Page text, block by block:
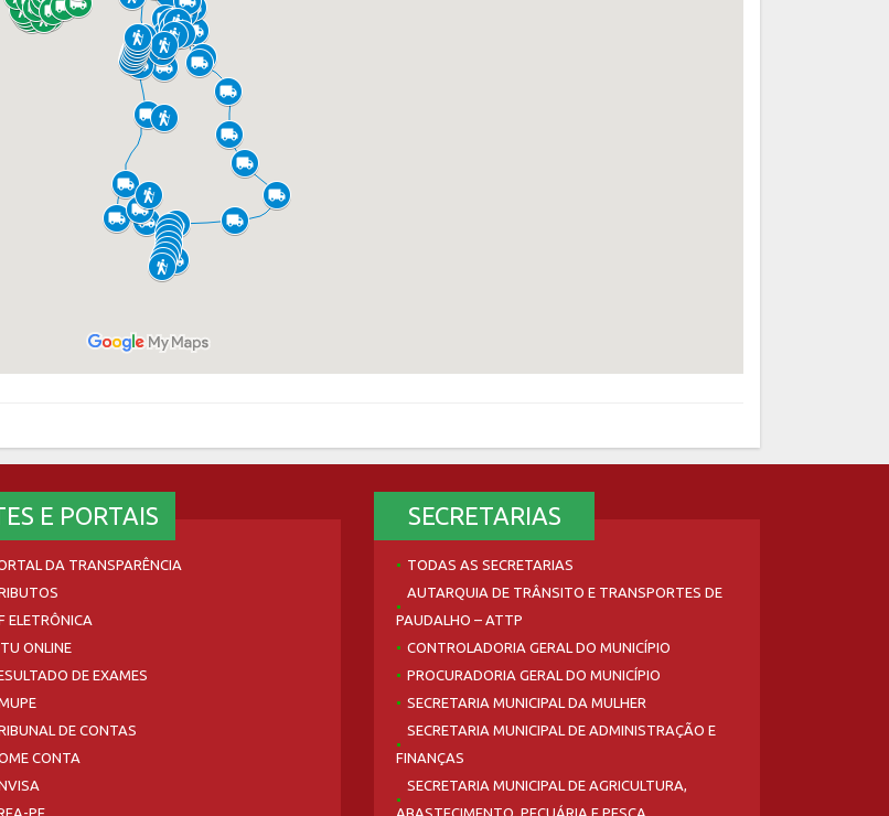
E PORTAIS
DA TRANSPARÊNCIA
ELETRÔNICA
ONLINE
DE EXAMES
DE CONTAS
CONTA
PE
SECRETARIAS
TODAS AS SECRETARIAS
AUTARQUIA DE TRÂNSITO E TRANSPORTES DE
PAUDALHO – ATTP
CONTROLADORIA GERAL DO MUNICÍPIO
PROCURADORIA GERAL DO MUNICÍPIO
SECRETARIA MUNICIPAL DA MULHER
SECRETARIA MUNICIPAL DE ADMINISTRAÇÃO E
FINANÇAS
SECRETARIA MUNICIPAL DE AGRICULTURA,
ABASTECIMENTO, PECUÁRIA E PESCA